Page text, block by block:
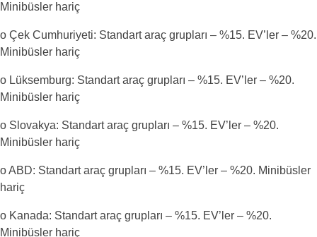
Minibüsler hariç
o Çek Cumhuriyeti: Standart araç grupları – %15. EV’ler – %20.
Minibüsler hariç
o Lüksemburg: Standart araç grupları – %15. EV’ler – %20.
Minibüsler hariç
o Slovakya: Standart araç grupları – %15. EV’ler – %20.
Minibüsler hariç
o ABD: Standart araç grupları – %15. EV’ler – %20. Minibüsler
hariç
o Kanada: Standart araç grupları – %15. EV’ler – %20.
Minibüsler hariç